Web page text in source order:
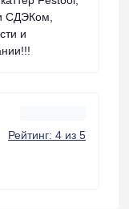
СДЭКом,
и
Рейтинг: 4 из 5